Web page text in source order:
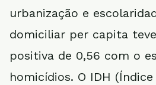
urbanização e
domiciliar per capita
positiva de 0,56 com o
homicídios. O IDH (Índice